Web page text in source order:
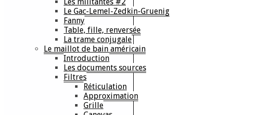
Le Gac-Lemel-Zedkin-Gruenig
Fanny
Table, fille, renversée
La trame conjugale
Le maillot de bain américain
Introduction
Les documents sources
Filtres
Réticulation
Approximation
Grille